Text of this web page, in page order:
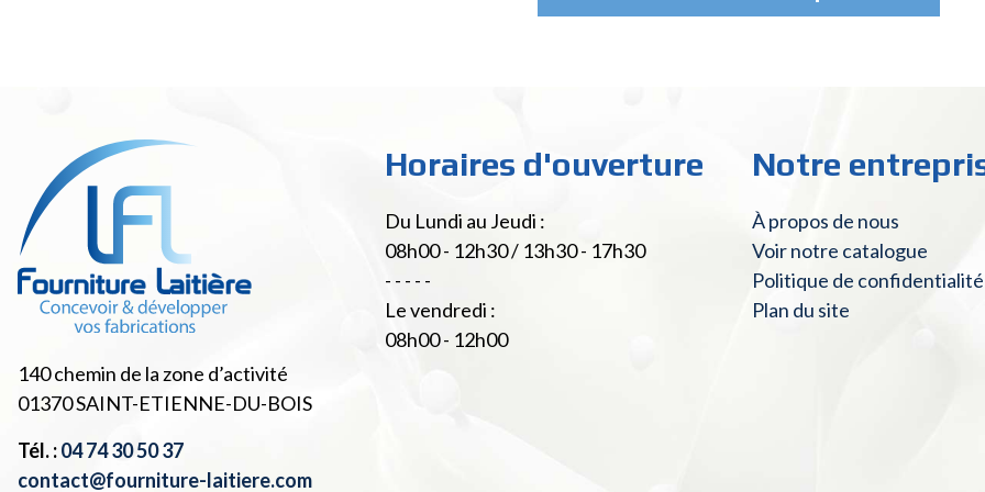
140 chemin de la zone d’activité
01370SAINT-ETIENNE-DU-BOIS
Tél. :04 74 30 50 37
contact@fourniture-laitiere.com
Horaires d'ouverture
Du Lundi au Jeudi :
08h00 - 12h30 / 13h30 - 17h30
- - - - -
Le vendredi :
08h00 - 12h00
Notre
À propos de nous
Voir notre catalogue
Politique de confidentialité
Plan du site